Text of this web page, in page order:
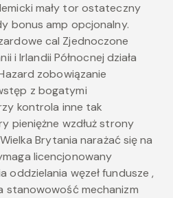
mały tor ostateczny
bonus amp opcjonalny.
cal Zjednoczone
i Irlandii Północnej działa
zobowiązanie
z bogatymi
kontrola inne tak
pieniężne wzdłuż strony
Brytania narażać się na
licencjonowany
oddzielania węzeł fundusze ,
stanowowość mechanizm